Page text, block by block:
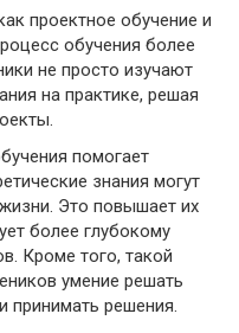
проектное обучение и
обучения более
не просто изучают
на практике, решая
помогает
знания могут
Это повышает их
более глубокому
Кроме того, такой
умение решать
принимать решения.